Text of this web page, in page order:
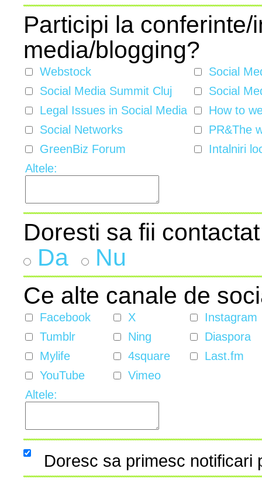
Participi la
media/blogging?
Webstock
Social
Social Media Summit Cluj
Social
Legal Issues in Social Media
How to
Social Networks
PR&The
GreenBiz Forum
Intalniri
Altele:
Doresti sa fii
Da
Nu
Ce alte canale de
Facebook X
Instagram
Tumblr
Ning
Diaspora
Mylife
4square
Last.fm
YouTube
Vimeo
Altele:
Doresc sa primesc notificari